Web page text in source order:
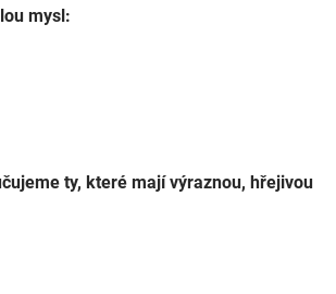
mysl:
ty, které mají výraznou, hřejivou